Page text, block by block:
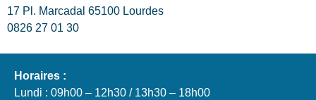
17 Pl. Marcadal 65100 Lourdes
0826 27 01 30
Horaires :
Lundi : 09h00 – 12h30 / 13h30 – 18h00